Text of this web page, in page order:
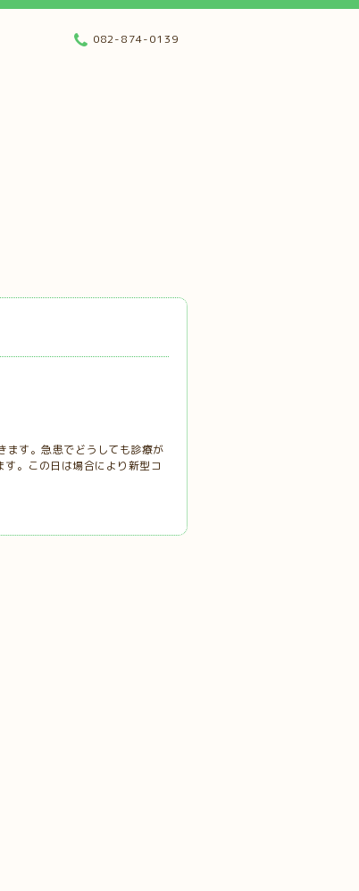
082-874-0139
ます。急患でどうしても診療が
。この日は場合により新型コ